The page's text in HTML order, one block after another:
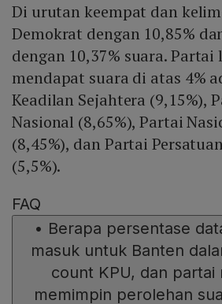
Di urutan keempat dan
Demokrat dengan 10,85%
dengan 10,37% suara. Partai
mendapat suara di atas 4%
Keadilan Sejahtera (9,15%),
Nasional (8,65%), Partai
(8,45%), dan Partai
(5,5%).
FAQ
• Berapa persentase
masuk untuk Banten
count KPU, dan partai
memimpin perolehan